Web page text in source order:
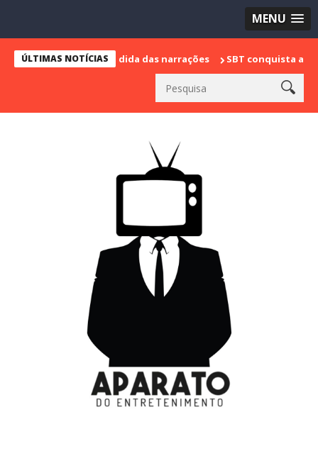
MENU
ÚLTIMAS NOTÍCIAS
sua despedida das narrações SBT conquista a vice